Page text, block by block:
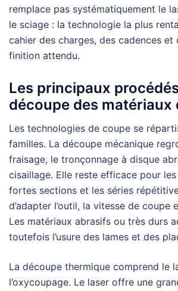
remplace pas systématiquement le
le sciage : la technologie la plus
cahier des charges, des cadences et
finition attendu.
Les principaux
découpe des matériaux
Les technologies de coupe se
familles. La découpe mécanique
fraisage, le tronçonnage à disque
cisaillage. Elle reste efficace pour
fortes sections et les séries
d’adapter l’outil, la vitesse de coupe
Les matériaux abrasifs ou très durs
toutefois l’usure des lames et des
La découpe thermique comprend le
l’oxycoupage. Le laser offre une